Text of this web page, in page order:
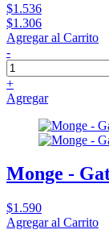
$1.536
$1.306
Agregar al Carrito
-
+
Agregar
Monge -
$1.590
Agregar al Carrito